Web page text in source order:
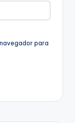
para